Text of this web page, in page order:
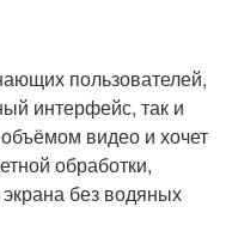
пользователей,
интерфейс, так и
видео и хочет
обработки,
без водяных